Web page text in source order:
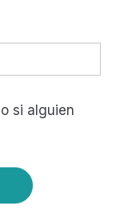
si alguien